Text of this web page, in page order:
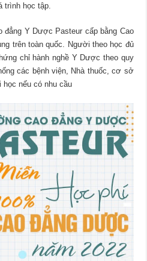
trình học tập.
đẳng Y Dược Pasteur cấp bằng Cao
trên toàn quốc. Người theo học đủ
chỉ hành nghề Y Dược theo quy
các bệnh viện, Nhà thuốc, cơ sở
nếu có nhu cầu